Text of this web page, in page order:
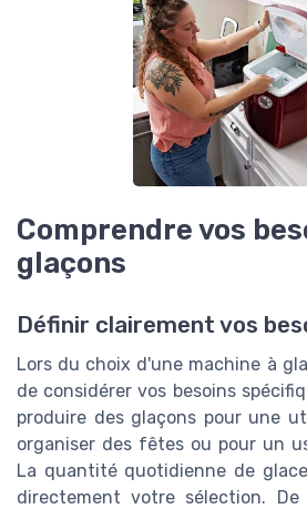
Comprendre vos
glaçons
Définir clairement vos
Lors du choix d'une machine à
de considérer vos besoins
produire des glaçons pour une
organiser des fêtes ou pour un
La quantité quotidienne de
directement votre sélection. De